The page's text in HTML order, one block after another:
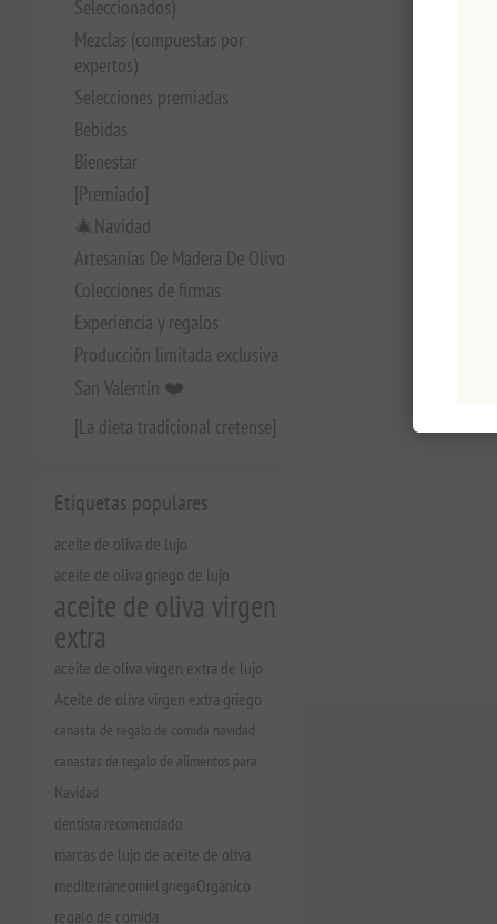
Seleccionados)
Mezclas (compuestas por
expertos)
Selecciones premiadas
Bebidas
Bienestar
[Premiado]
🎄Navidad
Artesanías De Madera De Olivo
Colecciones de firmas
Experiencia y regalos
Producción limitada exclusiva
San Valentín ❤️
[La dieta tradicional cretense]
Etiquetas populares
aceite de oliva de lujo
aceite de oliva griego de lujo
aceite de oliva virgen
extra
aceite de oliva virgen extra de lujo
Aceite de oliva virgen extra griego
canasta de regalo de comida navidad
canastas de regalo de alimentos para
Navidad
dentista recomendado
marcas de lujo de aceite de oliva
mediterráneomiel griegaOrgánico
regalo de comida